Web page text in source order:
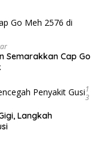
Semarakkan Cap Go
1
3
Langkah